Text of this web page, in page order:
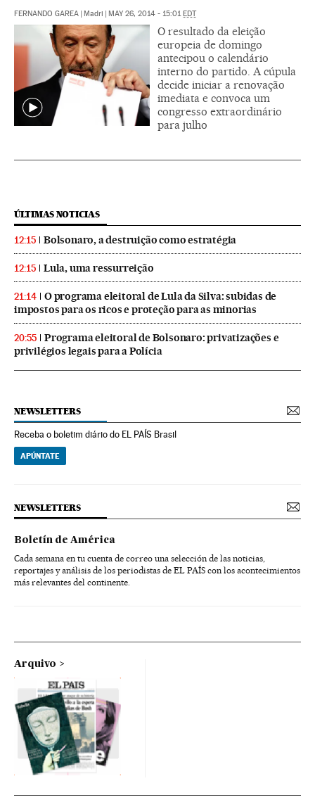
FERNANDO GAREA | Madri | MAY 26, 2014 - 15:01 EDT
O resultado da eleição
europeia de domingo
antecipou o calendário
interno do partido. A cúpula
decide iniciar a renovação
imediata e convoca um
congresso extraordinário
para julho
ÚLTIMAS NOTICIAS
12:15 Bolsonaro, a destruição como estratégia
12:15 Lula, uma ressurreição
21:14
O programa eleitoral de Lula da Silva: subidas de
impostos para os ricos e proteção para as minorias
20:55
Programa eleitoral de Bolsonaro: privatizações e
privilégios legais para a Polícia
NEWSLETTERS
Receba o boletim diário do EL PAÍS Brasil
APÚNTATE
NEWSLETTERS
Boletín de América
Cada semana en tu cuenta de correo una selección de las noticias,
reportajes y análisis de los periodistas de EL PAÍS con los acontecimientos
más relevantes del continente.
Arquivo